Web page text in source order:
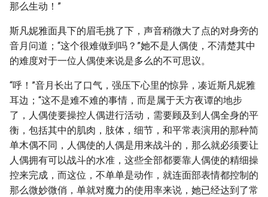
那么生动！”
斯凡妮雅面具下的眉毛挑了下，声音稍微大了点的对身旁的
音月问道；“这个很难做到吗？”她不是人偶使，不清楚其中
的难度对于一位人偶使来说是多么的不可思议。
“呼！”音月长出了口气，强压下心里的惊异，凑近斯凡妮雅
耳边；“这不是难不难的事情，而是属于天方夜谭的地步
了，人偶使要操控人偶进行活动，需要顾及到人偶全身的平
衡，包括其中的肌肉，肢体，细节，和平常表演用的那种简
单木偶不同，人偶使的人偶是用来战斗的，那么就必须要让
人偶拥有可以战斗的水准，这些全部都要靠人偶使的精细操
控来完成，而这位，不单单是动作，就连面部表情都控制的
那么微妙微俏，单就对魔力的使用率来说，她已经达到了常